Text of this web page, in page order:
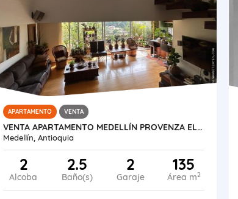
APARTAMENTO VENTA
VENTA APARTAMENTO MEDELLÍN PROVENZA EL POBLADO
Medellín, Antioquia
2
Alcoba
2.5
Baño(s)
2
Garaje
135
Área m2